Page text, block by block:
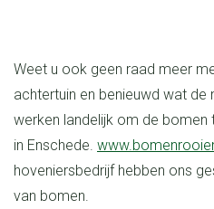
Weet u ook geen raad meer
achtertuin en benieuwd wat de
werken landelijk om de
in Enschede.
hoveniersbedrijf hebben ons
van bomen.